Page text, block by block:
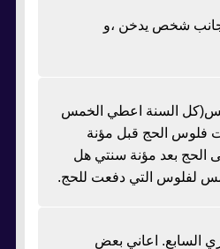
شخص يدخن ،و
السنة اعطي الخمس
فلوس الحج قبل مؤنة
الحج بعد مؤنة سنتي هل
لفلوس التي دفعت للحج.
السابع. اعاني بعض